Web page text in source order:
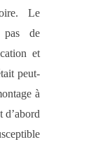
Le
pas de
et
peut-
à
d’abord